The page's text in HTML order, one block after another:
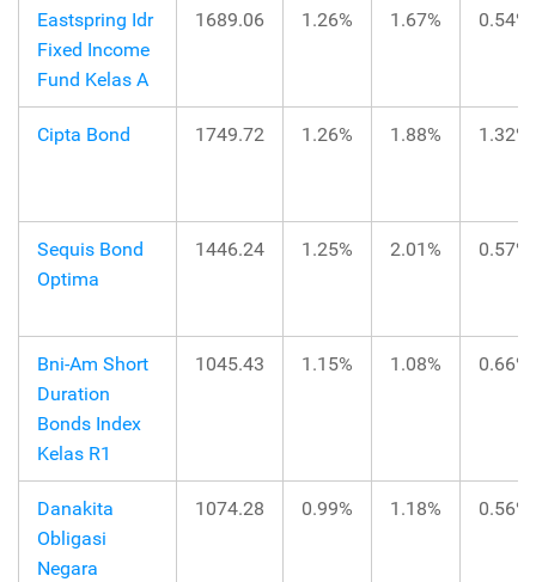
Eastspring Idr
Fixed Income
Fund Kelas A
1689.06 1.26% 1.67% 0.54%
Cipta Bond 1749.72 1.26% 1.88% 1.32%
Sequis Bond
Optima
1446.24 1.25% 2.01% 0.57%
Bni-Am Short
Duration
Bonds Index
Kelas R1
1045.43 1.15% 1.08% 0.66%
Danakita
Obligasi
Negara
1074.28 0.99% 1.18% 0.56%